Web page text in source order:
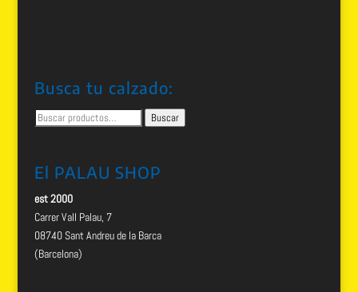
Busca tu calzado:
Buscar
por:
Buscar
El PALAU SHOP
est 2000
Carrer Vall Palau, 7
08740 Sant Andreu de la Barca
(Barcelona)